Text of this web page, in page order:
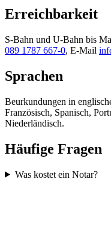
Erreichbarkeit
S-Bahn und U-Bahn bis
089 1787 667-0, E-Mail
Sprachen
Beurkundungen in
Französisch, Spanisch,
Niederländisch.
Häufige Fragen
Was kostet ein Notar?